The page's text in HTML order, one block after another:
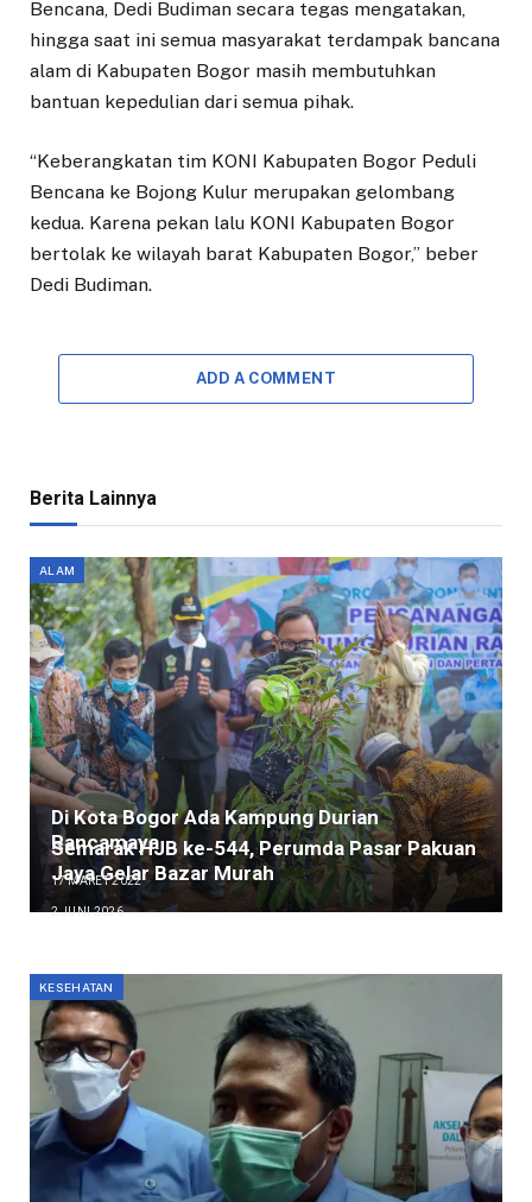
Bencana, Dedi Budiman secara tegas mengatakan,
hingga saat ini semua masyarakat terdampak bancana
alam di Kabupaten Bogor masih membutuhkan
bantuan kepedulian dari semua pihak.
“Keberangkatan tim KONI Kabupaten Bogor Peduli
Bencana ke Bojong Kulur merupakan gelombang
kedua. Karena pekan lalu KONI Kabupaten Bogor
bertolak ke wilayah barat Kabupaten Bogor,” beber
Dedi Budiman.
ADD A COMMENT
Berita Lainnya
ALAM
Di Kota Bogor Ada Kampung Durian
Rancamaya
17 MARET 2022
Semarak HJB ke-544, Perumda Pasar Pakuan
Jaya Gelar Bazar Murah
2 JUNI 2026
KESEHATAN